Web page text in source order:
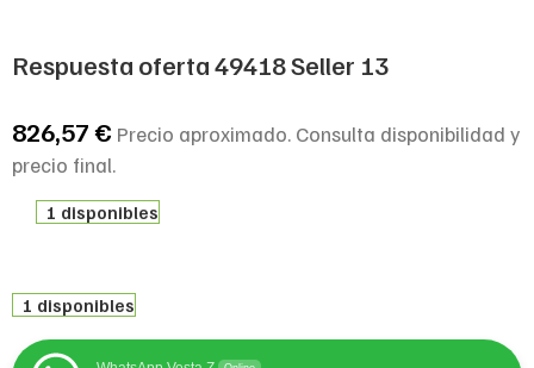
Respuesta oferta 49418 Seller 13
826,57€ Precio aproximado. Consulta disponibilidad y
precio final.
1 disponibles
1 disponibles